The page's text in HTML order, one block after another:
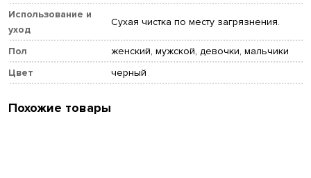
Использование и
уход
Сухая чистка по месту загрязнения.
Пол
женский, мужской, девочки, мальчики
Цвет
черный
Похожие товары